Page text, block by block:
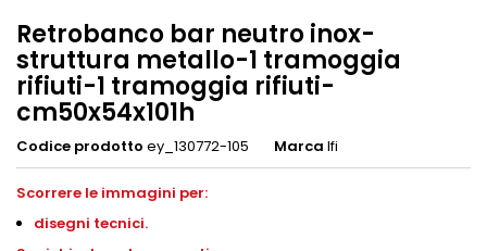
Retrobanco bar neutro inox-
struttura metallo-1 tramoggia
rifiuti-1 tramoggia rifiuti-
cm50x54x101h
Codice prodotto ey_130772-105 Marca Ifi
Scorrere le immagini per:
disegni tecnici.